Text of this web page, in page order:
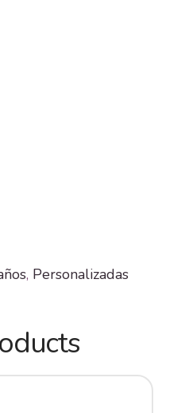
, Personalizadas